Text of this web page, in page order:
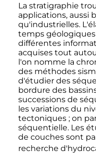
La stratigraphie
applications, aussi
qu'industrielles.
temps
différentes
acquises tout
l'on nomme la
des méthodes
d'étudier des
bordure des
successions de
les variations du
tectoniques ; on
séquentielle. Les
de couches sont
recherche